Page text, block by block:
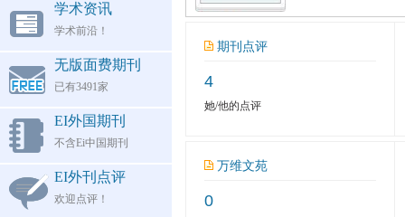
学术资讯
学术前沿！
无版面费期刊
已有3491家
EI外国期刊
不含Ei中国期刊
EI外刊点评
欢迎点评！
期刊点评
4
她/他的点评
万维文苑
0